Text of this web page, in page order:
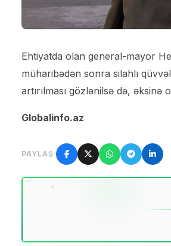
Ehtiyatda olan general-mayor
müharibədən sonra silahlı
artırılması gözlənilsə də, əksinə
Globalinfo.az
PAYLAŞ